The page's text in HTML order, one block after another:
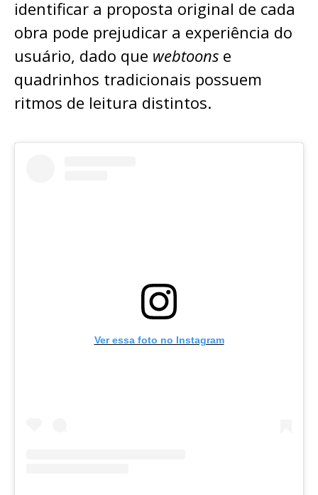
identificar a proposta original de cada
obra pode prejudicar a experiência do
usuário, dado que webtoons e
quadrinhos tradicionais possuem
ritmos de leitura distintos.
Ver essa foto no Instagram